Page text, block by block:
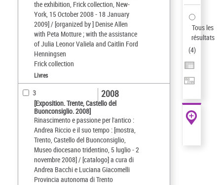
the exhibition, Frick collection, New-
York, 15 October 2008 - 18 January
2009] / [organized by ] Denise Allen
with Peta Motture ; with the assistance
of Julia Leonor Valiela and Caitlin Ford
Henningsen
Frick collection
Livres
3
[Exposition. Trente, Castello del
Buonconsiglio. 2008]
Rinascimento e passione per l'antico :
Andrea Riccio e il suo tempo : [mostra,
Trento, Castello del Buonconsiglio,
Museo diocesano tridentino, 5 luglio - 2
novembre 2008] / [catalogo] a cura di
Andrea Bacchi e Luciana Giacomelli
Provincia autonoma di Trento
2008
Tous les
résultats
(4)